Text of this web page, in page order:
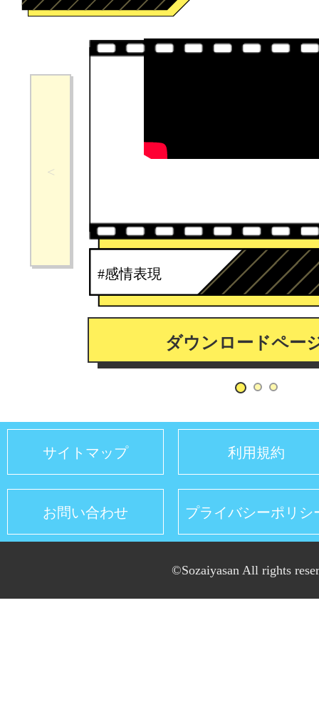
#感情表現
ダウンロードペー
サイトマップ 利用規約
お問い合わせ プライバシーポリシ
©Sozaiyasan All rights